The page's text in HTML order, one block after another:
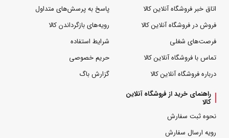
اتاق خبر فروشگاه آنلاین کالا
فروش در فروشگاه آنلاین کالا
فرصت‌های شغلی
تماس با فروشگاه آنلاین کالا
درباره فروشگاه آنلاین کالا
پاسخ به پرسش‌های متداول
رویه‌های بازگرداندن کالا
شرایط استفاده
حریم خصوصی
گزارش باگ
راهنمای خرید از فروشگاه آنلاین
کالا
نحوه ثبت سفارش
رویه ارسال سفارش